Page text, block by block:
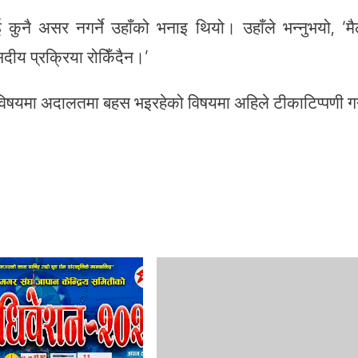
कुनै असर नगर्ने उहाँको भनाइ थियो। उहाँले भन्नुभयो,
प्रक्रिया रोकिँदैन।’
अदालतमा बहस भइरहेको विषयमा अहिले टीकाटिप्पणी